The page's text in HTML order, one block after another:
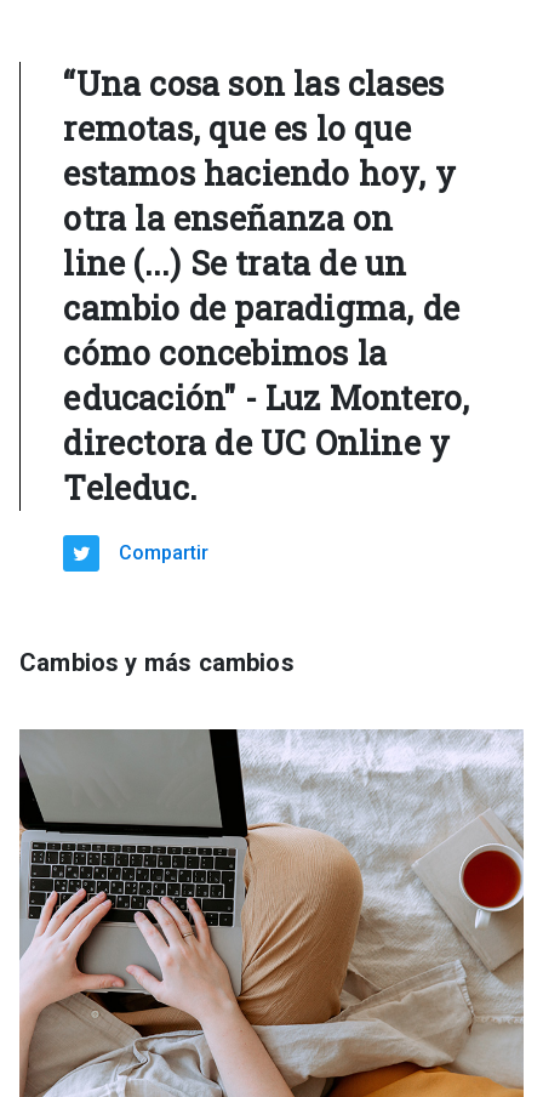
“Una cosa son las clases
remotas, que es lo que
estamos haciendo hoy, y
otra la enseñanza on
line (...) Se trata de un
cambio de paradigma, de
cómo concebimos la
educación" - Luz Montero,
directora de UC Online y
Teleduc.
Compartir
Cambios y más cambios